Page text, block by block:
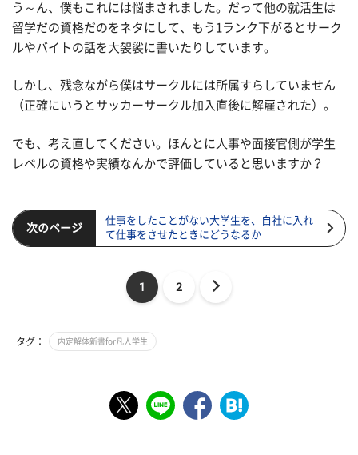
う～ん、僕もこれには悩まされました。だって他の就活生は
留学だの資格だのをネタにして、もう1ランク下がるとサーク
ルやバイトの話を大袈裟に書いたりしています。
しかし、残念ながら僕はサークルには所属すらしていません
（正確にいうとサッカーサークル加入直後に解雇された）。
でも、考え直してください。ほんとに人事や面接官側が学生
レベルの資格や実績なんかで評価していると思いますか？
次のページ
仕事をしたことがない大学生を、自社に入れ
て仕事をさせたときにどうなるか
1 2
タグ： 内定解体新書for凡人学生